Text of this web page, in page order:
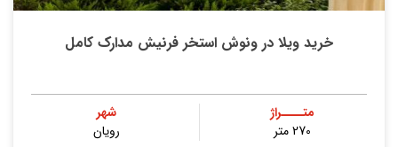
خرید ویلا در ونوش استخر فرنیش مدارک کامل
متــــراژ
270 متر
شهر
رویان